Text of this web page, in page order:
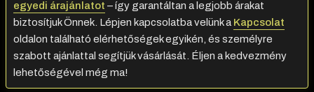
egyedi árajánlatot – így garantáltan a legjobb árakat
biztosítjuk Önnek. Lépjen kapcsolatba velünk a Kapcsolat
oldalon található elérhetőségek egyikén, és személyre
szabott ajánlattal segítjük vásárlását. Éljen a kedvezmény
lehetőségével még ma!